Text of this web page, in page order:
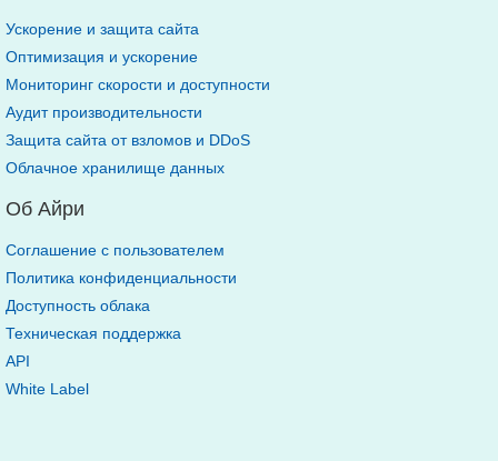
Ускорение и защита сайта
Оптимизация и ускорение
Мониторинг скорости и доступности
Аудит производительности
Защита сайта от взломов и DDoS
Облачное хранилище данных
Об Айри
Соглашение с пользователем
Политика конфиденциальности
Доступность облака
Техническая поддержка
API
White Label